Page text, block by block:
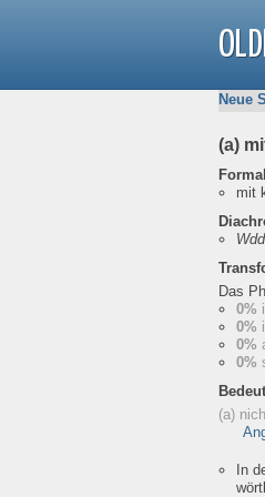
Neue
(a)
mit
Das
0%
0%
0%
0%
(a)
In